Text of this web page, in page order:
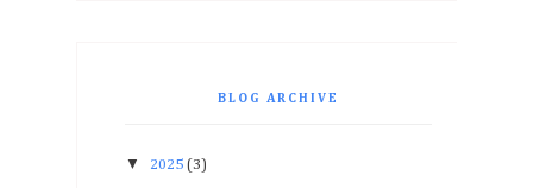
BLOG ARCHIVE
▼ 2025 (3)